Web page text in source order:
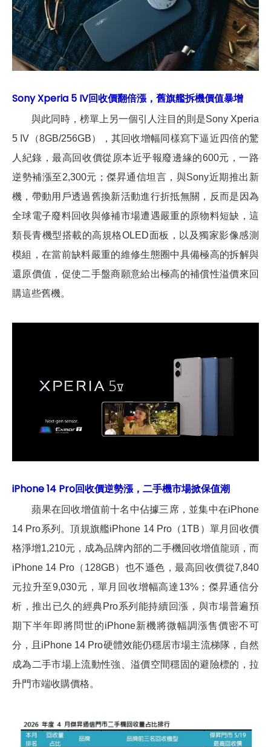
Sony Xperia 5 IV回收價翻倍漲，舊旗艦拆機價值暴增
與此同時，榜單上另一個引人注目的則是Sony Xperia
5 IV（8GB/256GB），其回收增幅同樣寫下逼近四倍的驚
人紀錄，最高回收價從原本近乎報廢邊緣的600元，一路
逆勢補漲至2,300元；傑昇通信坦言，與Sony近期推出新
機，帶動用戶透過舊換新活動進行折抵無關，反而是因為
全球電子廢料回收與修補市場遭遇嚴重的原物料短缺，這
類長青機型搭載的高規格OLED面板，以及獨家影像感測
模組，在當前缺料嚴重的維修生態圈中具備極高的拆解與
還原價值，促使二手盤商願意給出極高的補償性溢價來回
購這些舊機。
iPhone 14 Pro回收價逆勢漲，二手機市場掀保值潮
蘋果在回收增值前十名中佔據三席，並集中在iPhone
14 Pro系列。頂規旗艦iPhone 14 Pro（1TB）單月回收價
格淨增1,210元，成為品牌內部的二手機回收增值龍頭，而
iPhone 14 Pro（128GB）也不遜色，最高回收價從7,840
元拉升至9,030元，單月回收增幅高達13%；傑昇通信分
析，推出已久的經典Pro系列能持續回漲，與市場普遍預
期下半年即將問世的iPhone新機將微幅調漲售價密不可
分，且iPhone 14 Pro硬體效能仍穩居市場主流梯隊，自然
成為二手市場上流動性強、溢價空間穩固的避險標的，拉
升門市端收購價格。